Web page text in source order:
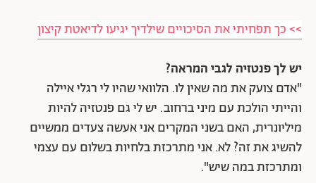
>> כך תפחיתי את הסיכויים שילדיך יגיעו לדיאטת קיצון
יש לך פנטזיה לגבי המראה?
"אדם צועק את מה שאין לו. הלוואי שהיו לי רגלי איילה
והייתי הולכת עם מיני ברחוב. יש לי גם פנטזיה להיות
מיליונרית, האם בשני המקרים אני אעשה צעדים ממשיים
להשיג את זה? לא. אני מתרכזת בלחיות בשלום עם עצמי
ומתרכזת במה שיש".